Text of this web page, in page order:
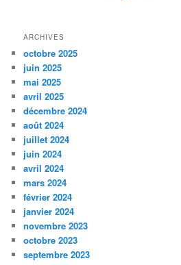
ARCHIVES
octobre 2025
juin 2025
mai 2025
avril 2025
décembre 2024
août 2024
juillet 2024
juin 2024
avril 2024
mars 2024
février 2024
janvier 2024
novembre 2023
octobre 2023
septembre 2023